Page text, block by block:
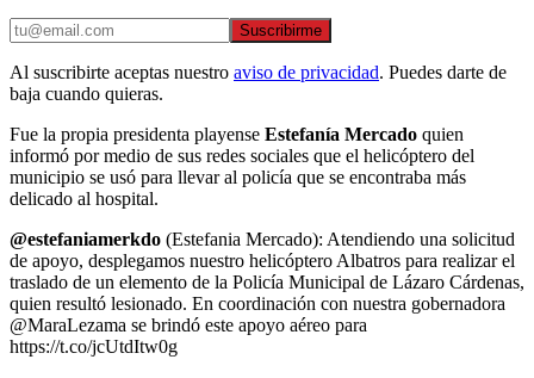
Suscribirme
Al suscribirte aceptas nuestro aviso de privacidad. Puedes darte de
baja cuando quieras.
Fue la propia presidenta playense Estefanía Mercado quien
informó por medio de sus redes sociales que el helicóptero del
municipio se usó para llevar al policía que se encontraba más
delicado al hospital.
@estefaniamerkdo (Estefania Mercado): Atendiendo una solicitud
de apoyo, desplegamos nuestro helicóptero Albatros para realizar el
traslado de un elemento de la Policía Municipal de Lázaro Cárdenas,
quien resultó lesionado. En coordinación con nuestra gobernadora
@MaraLezama se brindó este apoyo aéreo para
https://t.co/jcUtdItw0g